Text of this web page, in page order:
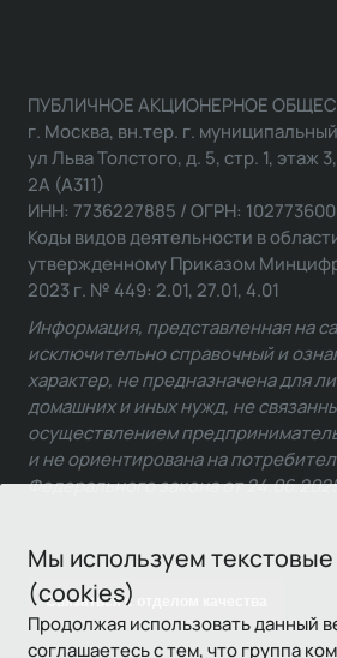
Мы используем
(cookies)
Продолжая использовать данный
соглашаетесь с тем, что группа
Связаться с отделом качества
ПУБЛИЧНОЕ АКЦИОНЕРНОЕ
г. Москва, вн.тер. г.
ул Льва Толстого, д. 5, стр. 1, этаж
2А (А311)
ИНН: 7736227885 / ОГРН:
Коды видов деятельности в
утвержденному Приказом
2023 г. № 449: 2.01, 27.01, 4.01
Информация, представленная на
исключительно справочный и
характер, не предназначена для
домашних и иных нужд, не
осуществлением
и не ориентирована на
Федерального закона от